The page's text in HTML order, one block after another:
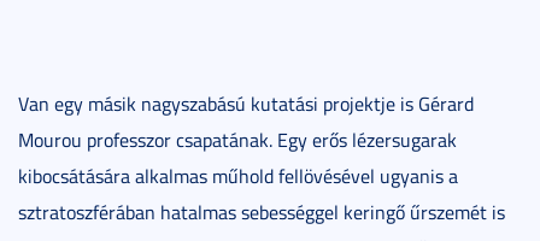
Van egy másik nagyszabású kutatási projektje is Gérard
Mourou professzor csapatának. Egy erős lézersugarak
kibocsátására alkalmas műhold fellövésével ugyanis a
sztratoszférában hatalmas sebességgel keringő űrszemét is